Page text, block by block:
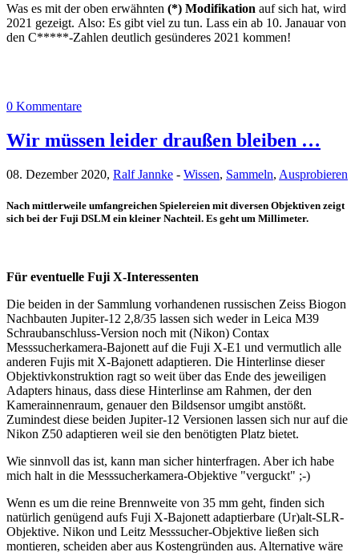
Was es mit der oben erwähnten (*) Modifikation auf sich hat, wird
2021 gezeigt. Also: Es gibt viel zu tun. Lass ein ab 10. Janauar von
den C*****-Zahlen deutlich gesünderes 2021 kommen!
0 Kommentare
Wir müssen leider draußen bleiben …
08. Dezember 2020, Ralf Jannke - Wissen, Sammeln, Ausprobieren
Nach mittlerweile umfangreichen Spielereien mit diversen Objektiven zeigt
sich bei der Fuji DSLM ein kleiner Nachteil. Es geht um Millimeter.
Für eventuelle Fuji X-Interessenten
Die beiden in der Sammlung vorhandenen russischen Zeiss Biogon
Nachbauten Jupiter-12 2,8/35 lassen sich weder in Leica M39
Schraubanschluss-Version noch mit (Nikon) Contax
Messsucherkamera-Bajonett auf die Fuji X-E1 und vermutlich alle
anderen Fujis mit X-Bajonett adaptieren. Die Hinterlinse dieser
Objektivkonstruktion ragt so weit über das Ende des jeweiligen
Adapters hinaus, dass diese Hinterlinse am Rahmen, der den
Kamerainnenraum, genauer den Bildsensor umgibt anstößt.
Zumindest diese beiden Jupiter-12 Versionen lassen sich nur auf die
Nikon Z50 adaptieren weil sie den benötigten Platz bietet.
Wie sinnvoll das ist, kann man sicher hinterfragen. Aber ich habe
mich halt in die Messsucherkamera-Objektive "verguckt" ;-)
Wenn es um die reine Brennweite von 35 mm geht, finden sich
natürlich genügend aufs Fuji X-Bajonett adaptierbare (Ur)alt-SLR-
Objektive. Nikon und Leitz Messsucher-Objektive ließen sich
montieren, scheiden aber aus Kostengründen aus. Alternative wäre